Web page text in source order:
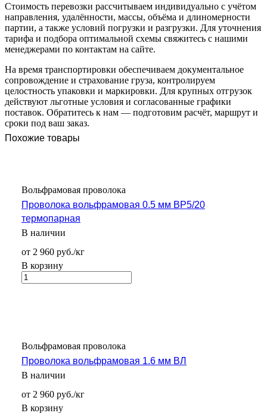
Стоимость перевозки рассчитываем индивидуально с учётом
направления, удалённости, массы, объёма и длиномерности
партии, а также условий погрузки и разгрузки. Для уточнения
тарифа и подбора оптимальной схемы свяжитесь с нашими
менеджерами по контактам на сайте.
На время транспортировки обеспечиваем документальное
сопровождение и страхование груза, контролируем
целостность упаковки и маркировки. Для крупных отгрузок
действуют льготные условия и согласованные графики
поставок. Обратитесь к нам — подготовим расчёт, маршрут и
сроки под ваш заказ.
Похожие товары
Вольфрамовая проволока
Проволока вольфрамовая 0.5 мм ВР5/20
термопарная
В наличии
от 2 960 руб./кг
В корзину
Вольфрамовая проволока
Проволока вольфрамовая 1.6 мм ВЛ
В наличии
от 2 960 руб./кг
В корзину